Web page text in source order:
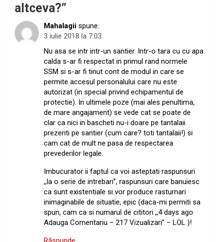
altceva?”
Mahalagii spune:
3 iulie 2018 la 7:03
Nu asa se intr intr-un santier. Intr-o tara cu cu apa
calda s-ar fi respectat in primul rand normele
SSM si s-ar fi tinut cont de modul in care se
permite accesul personalului care nu este
autorizat (in special privind echipamentul de
protectie). In ultimele poze (mai ales penultima,
de mare angajament) se vede cat se poate de
clar ca nici in bascheti nu-i doare pe tantalaii
prezenti pe santier (cum care? toti tantalaii!) si
cam cat de mult ne pasa de respectarea
prevederilor legale.
Imbucurator ii faptul ca voi asteptati raspunsuri
,,la o serie de intrebari”, raspunsuri care banuiesc
ca sunt existentiale si vor produce rasturnari
inimaginabile de situatie, epic (daca-mi permiti sa
spun, cam ca si numarul de cititori ,,4 days ago
Adauga Comentariu – 217 Vizualizari” – LOL )!